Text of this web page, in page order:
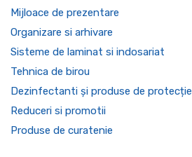
Mijloace de prezentare
Organizare si arhivare
Sisteme de laminat si indosariat
Tehnica de birou
Dezinfectanti și produse de protecție
Reduceri si promotii
Produse de curatenie